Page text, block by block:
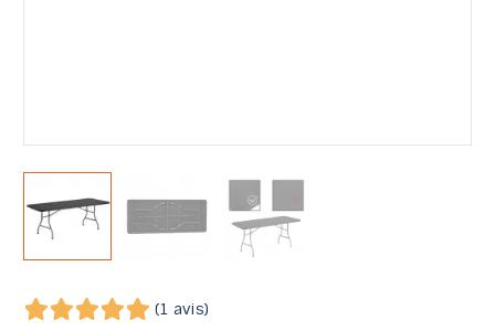
(1 avis)